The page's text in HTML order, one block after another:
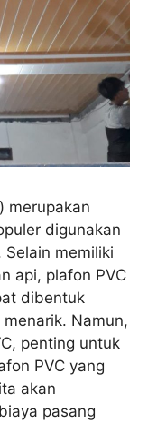
merupakan
digunakan
memiliki
api, plafon PVC
dibentuk
Namun,
penting untuk
PVC yang
akan
pasang